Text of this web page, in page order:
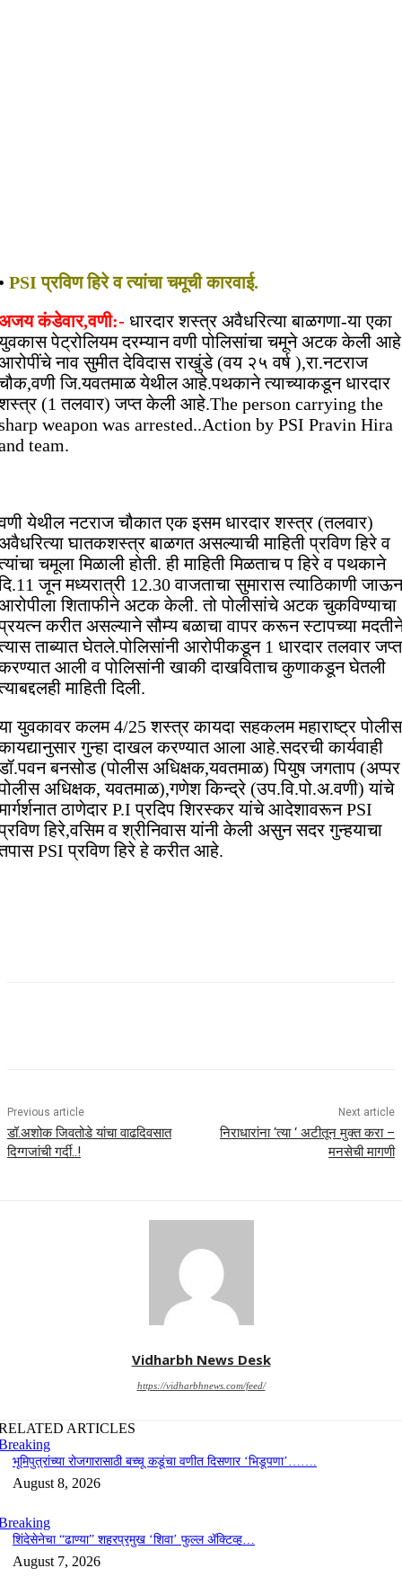
PSI प्रविण हिरे व त्यांचा चमूची कारवाई.
कंडेवार,वणी:- धारदार शस्त्र अवैधरित्या बाळगणा-या एका
पेट्रोलियम दरम्यान वणी पोलिसांचा चमूने अटक केली आहे
नाव सुमीत देविदास राखुंडे (वय २५ वर्ष ),रा.नटराज
जि.यवतमाळ येथील आहे.पथकाने त्याच्याकडून धारदार
(1 तलवार) जप्त केली आहे.The person carrying the
weapon was arrested..Action by PSI Pravin Hira
team.
येथील नटराज चौकात एक इसम धारदार शस्त्र (तलवार)
घातकशस्त्र बाळगत असल्याची माहिती प्रविण हिरे व
चमूला मिळाली होती. ही माहिती मिळताच प हिरे व पथकाने
जून मध्यरात्री 12.30 वाजताचा सुमारास त्याठिकाणी जाऊन
शिताफीने अटक केली. तो पोलीसांचे अटक चुकविण्याचा
करीत असल्याने सौम्य बळाचा वापर करून स्टापच्या
ताब्यात घेतले.पोलिसांनी आरोपीकडून 1 धारदार तलवार जप्त
आली व पोलिसांनी खाकी दाखविताच कुणाकडून घेतली
माहिती दिली.
युवकावर कलम 4/25 शस्त्र कायदा सहकलम महाराष्ट्र पोलीस
गुन्हा दाखल करण्यात आला आहे.सदरची कार्यवाही
बनसोड (पोलीस अधिक्षक,यवतमाळ) पियुष जगताप (अप्पर
अधिक्षक, यवतमाळ),गणेश किन्द्रे (उप.वि.पो.अ.वणी) यांचे
ठाणेदार P.I प्रदिप शिरस्कर यांचे आदेशावरून PSI
हिरे,वसिम व श्रीनिवास यांनी केली असुन सदर गुन्हयाचा
PSI प्रविण हिरे हे करीत आहे.
Previous article
डॉ.अशोक जिवतोडे यांचा वाढदिवसात
दिग्गजांची गर्दी..!
Next article
निराधारांना ‘त्या ‘ अटीतून मुक्त करा –
मनसेची मागणी
Vidharbh News Desk
https://vidharbhnews.com/feed/
ARTICLES
भूमिपुत्रांच्या रोजगारासाठी बच्चू कडूंचा वणीत दिसणार ‘भिडूपणा’…….
August 8, 2026
शिंदेसेनेचा “ढाण्या” शहरप्रमुख ‘शिवा’ फुल्ल ॲक्टिव्ह…
August 7, 2026